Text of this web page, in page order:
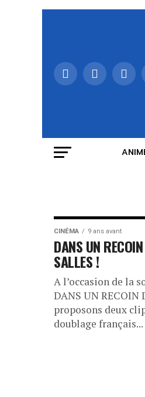
CINÉMA 9 ans avant
DANS UN
SALLES !
A l’occasion de la
DANS UN RECOIN
proposons deux
doublage français...